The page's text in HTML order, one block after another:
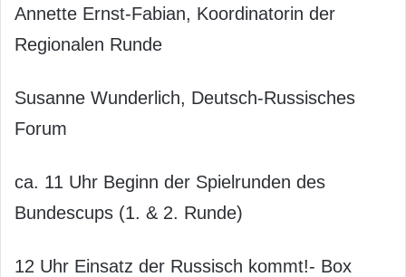
Annette Ernst-Fabian, Koordinatorin der
Regionalen Runde
Susanne Wunderlich, Deutsch-Russisches
Forum
ca. 11 Uhr Beginn der Spielrunden des
Bundescups (1. & 2. Runde)
12 Uhr Einsatz der Russisch kommt!- Box